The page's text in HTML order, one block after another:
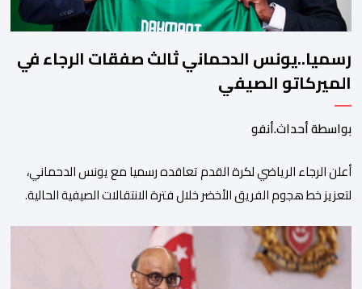
رسميا..يونس الدحماني ثالث صفقات الرجاء في
الميركاتو الصيفي
بواسطة أحداث.أنفو
أعلن الرجاء الرياضي لكرة القدم تعاقده رسميا مع يونس الدحماني،
لتعزيز خط هجوم الفريق الأخضر خلال فترة الانتقالات الصيفية الحالية. ​
حيث يعول عليه الطاقم التقني للرجاء لتقديم الإضافة المرجوة في
المسابقات المحلية والقارية المقبلة. ​وجاء هذا التعاقد بعد أداء لافت